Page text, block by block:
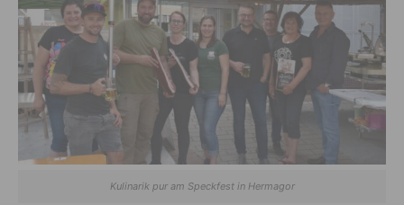
Kulinarik pur am Speckfest in Hermagor